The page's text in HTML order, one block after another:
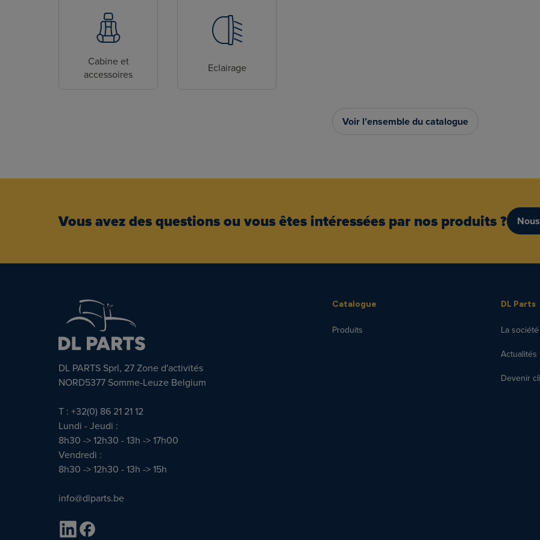
Cabine et
accessoires
Eclairage
Voir l’ensemble du catalogue
Vous avez des questions ou vous êtes intéressées par nos produits ?
DL PARTS Sprl, 27 Zone d'activités
NORD5377 Somme-Leuze Belgium
T : +32(0) 86 21 21 12
Lundi - Jeudi :
8h30 -> 12h30 - 13h -> 17h00
Vendredi :
8h30 -> 12h30 - 13h -> 15h
info@dlparts.be
Catalogue
Produits
DL Parts
La société
Actualités
Devenir